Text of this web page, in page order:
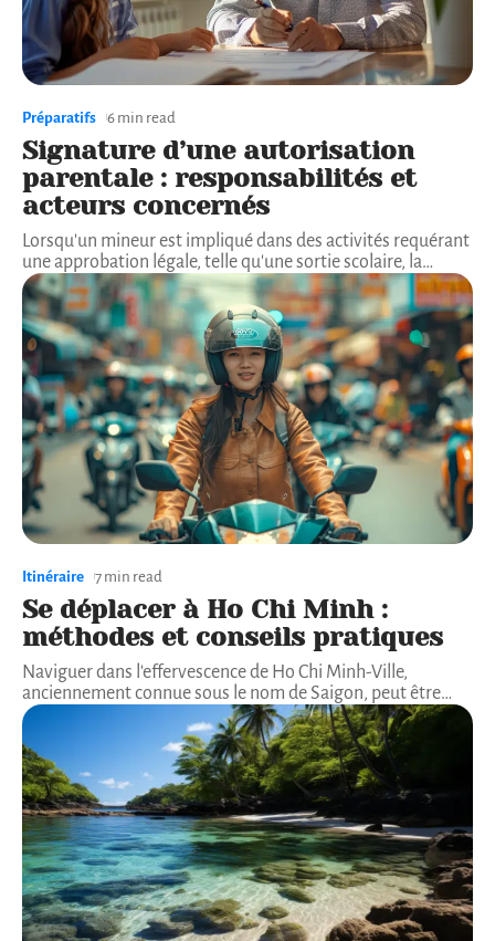
Préparatifs 6 min read
Signature d’une autorisation
parentale : responsabilités et
acteurs concernés
Lorsqu'un mineur est impliqué dans des activités requérant
une approbation légale, telle qu'une sortie scolaire, la…
Itinéraire 7 min read
Se déplacer à Ho Chi Minh :
méthodes et conseils pratiques
Naviguer dans l'effervescence de Ho Chi Minh-Ville,
anciennement connue sous le nom de Saigon, peut être…